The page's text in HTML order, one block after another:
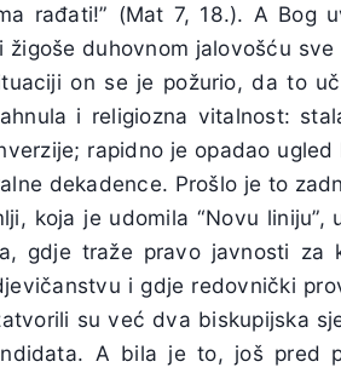
rađati!” (Mat 7, 18.). A Bog
duhovnom jalovošću
on se je požurio, da to
i religiozna vitalnost:
rapidno je opadao ugled
dekadence. Prošlo je to
koja je udomila “Novu liniju”,
gdje traže pravo javnosti za
i gdje redovnički
su već dva biskupijska
A bila je to, još pred